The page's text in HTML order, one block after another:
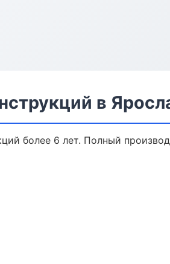
в
более 6 лет. Полный